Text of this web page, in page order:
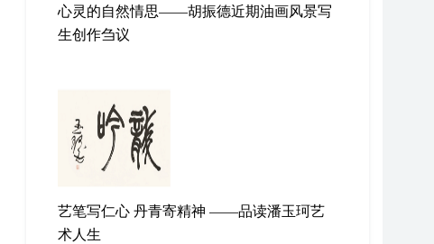
心灵的自然情思——胡振德近期油画风景写
生创作刍议
艺笔写仁心 丹青寄精神 ——品读潘玉珂艺
术人生